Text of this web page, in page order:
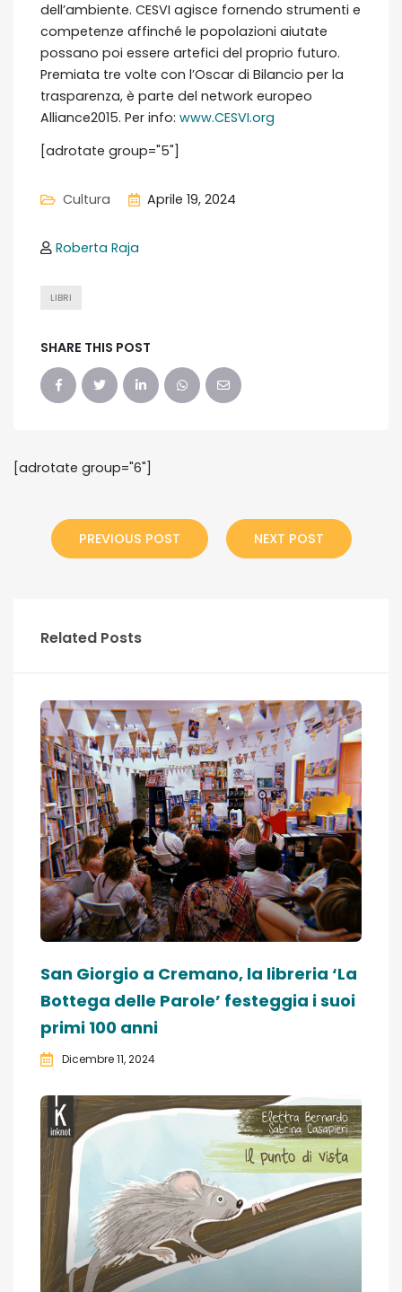
dell’ambiente. CESVI agisce fornendo strumenti e
competenze affinché le popolazioni aiutate
possano poi essere artefici del proprio futuro.
Premiata tre volte con l’Oscar di Bilancio per la
trasparenza, è parte del network europeo
Alliance2015. Per info: www.CESVI.org
[adrotate group="5"]
Cultura Aprile 19, 2024
Roberta Raja
LIBRI
SHARE THIS POST
[adrotate group="6"]
PREVIOUS POST NEXT POST
Related Posts
San Giorgio a Cremano, la libreria ‘La
Bottega delle Parole’ festeggia i suoi
primi 100 anni
Dicembre 11, 2024